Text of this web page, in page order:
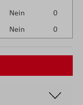
Nein
0
Nein 0